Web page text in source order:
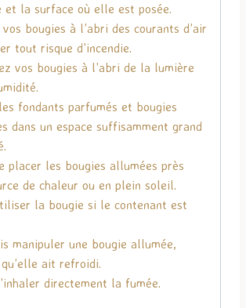
et la surface où elle est posée.
vos bougies à l’abri des courants d’air
tout risque d’incendie.
vos bougies à l’abri de la lumière
fondants parfumés et bougies
dans un espace suffisamment grand
placer les bougies allumées près
de chaleur ou en plein soleil.
la bougie si le contenant est
manipuler une bougie allumée,
ait refroidi.
directement la fumée.